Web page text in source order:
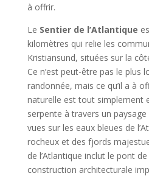
à offrir.
Le Sentier de l’Atlantique
kilomètres qui relie les
Kristiansund, situées sur la
Ce n’est peut-être pas le plus
randonnée, mais ce qu’il a à
naturelle est tout simplement
serpente à travers un
vues sur les eaux bleues de
rocheux et des fjords
de l’Atlantique inclut le pont
construction architecturale